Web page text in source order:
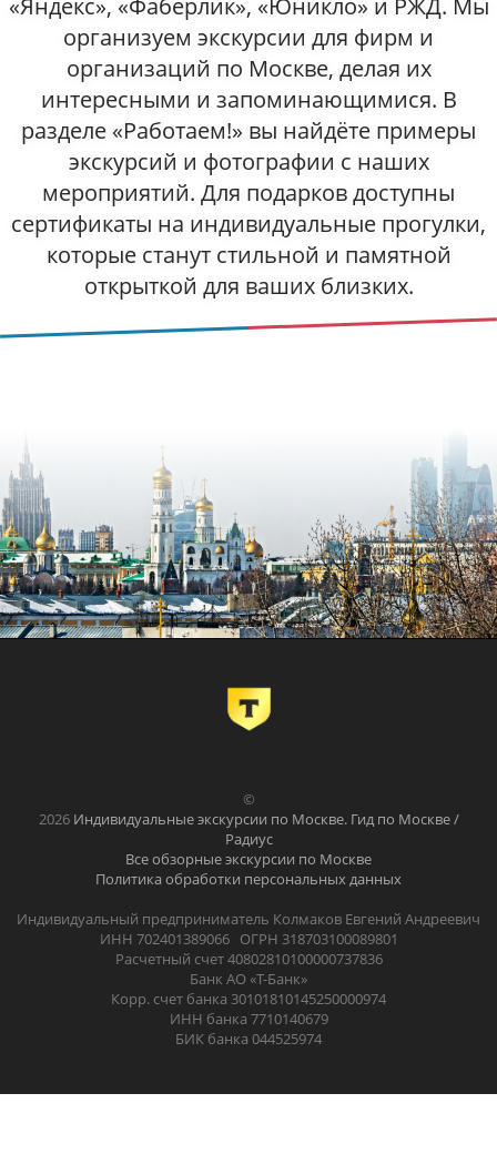
«Яндекс», «Фаберлик», «Юникло» и РЖД. Мы
организуем экскурсии для фирм и
организаций по Москве, делая их
интересными и запоминающимися. В
разделе «Работаем!» вы найдёте примеры
экскурсий и фотографии с наших
мероприятий. Для подарков доступны
сертификаты на индивидуальные прогулки,
которые станут стильной и памятной
открыткой для ваших близких.
©
2026 Индивидуальные экскурсии по Москве. Гид по Москве /
Радиус
Все обзорные экскурсии по Москве
Политика обработки персональных данных
Индивидуальный предприниматель Колмаков Евгений Андреевич
ИНН 702401389066 ОГРН 318703100089801
Расчетный счет 40802810100000737836
Банк АО «Т-Банк»
Корр. счет банка 30101810145250000974
ИНН банка 7710140679
БИК банка 044525974